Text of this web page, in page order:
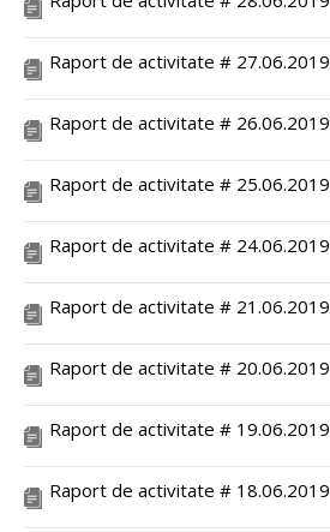
Raport de activitate # 27.06.2019
Raport de activitate # 26.06.2019
Raport de activitate # 25.06.2019
Raport de activitate # 24.06.2019
Raport de activitate # 21.06.2019
Raport de activitate # 20.06.2019
Raport de activitate # 19.06.2019
Raport de activitate # 18.06.2019